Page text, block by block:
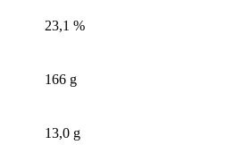
23,1 %
166 g
13,0 g